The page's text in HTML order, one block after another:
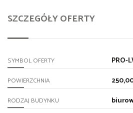
SZCZEGÓŁY OFERTY
SYMBOL OFERTY PRO-
POWIERZCHNIA
RODZAJ BUDYNKU